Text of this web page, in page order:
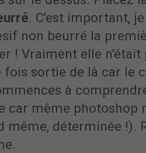
. C'est important,
non beurré la
! Vraiment elle
fois sortie de là car le
à
car même photoshop
même, déterminée !).